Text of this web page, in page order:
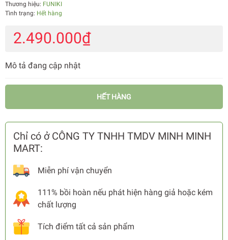
Thương hiệu: FUNIKI
Tình trạng: Hết hàng
2.490.000₫
Mô tả đang cập nhật
HẾT HÀNG
Chỉ có ở CÔNG TY TNHH TMDV MINH MINH
MART:
Miễn phí vận chuyển
111% bồi hoàn nếu phát hiện hàng giả hoặc kém
chất lượng
Tích điểm tất cả sản phẩm